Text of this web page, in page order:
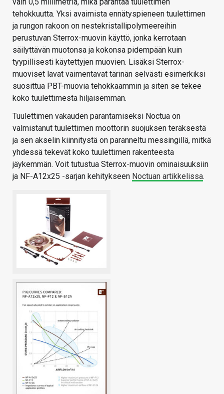
vain 0,5 millimetriä, mikä parantaa tuulettimen
tehokkuutta. Yksi avaimista ennätyspieneen tuulettimen
ja rungon rakoon on nestekristallipolymeereihin
perustuvan Sterrox-muovin käyttö, jonka kerrotaan
säilyttävän muotonsa ja kokonsa pidempään kuin
tyypillisesti käytettyjen muovien. Lisäksi Sterrox-
muoviset lavat vaimentavat tärinän selvästi esimerkiksi
suosittua PBT-muovia tehokkaammin ja siten se tekee
koko tuulettimesta hiljaisemman.
Tuulettimen vakauden parantamiseksi Noctua on
valmistanut tuulettimen moottorin suojuksen teräksestä
ja sen akselin kiinnitystä on paranneltu messingillä, mitkä
yhdessä tekevät koko tuulettimen rakenteesta
jäykemmän. Voit tutustua Sterrox-muovin ominaisuuksiin
ja NF-A12x25 -sarjan kehitykseen Noctuan artikkelissa.